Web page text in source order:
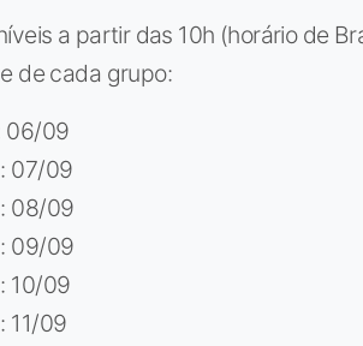
a partir das 10h (horário de
de cada grupo:
06/09
07/09
08/09
09/09
10/09
11/09